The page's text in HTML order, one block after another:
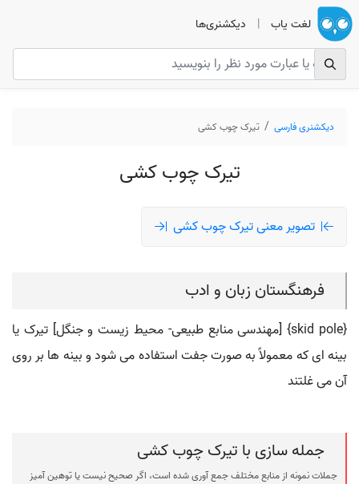
لغت یاب | دیکشنری‌ها
دیکشنری فارسی تیرک چوب کشی
تیرک چوب کشی
تصویر معنی تیرک چوب کشی
فرهنگستان زبان و ادب
{skid pole} [مهندسی منابع طبیعی- محیط زیست و جنگل] تیرک یا
بینه ای که معمولاً به صورت جفت استفاده می شود و بینه ها بر روی
آن می غلتند
جمله سازی با تیرک چوب کشی
جملات نمونه از منابع مختلف جمع آوری شده است، اگر صحیح نیست یا توهین آمیز